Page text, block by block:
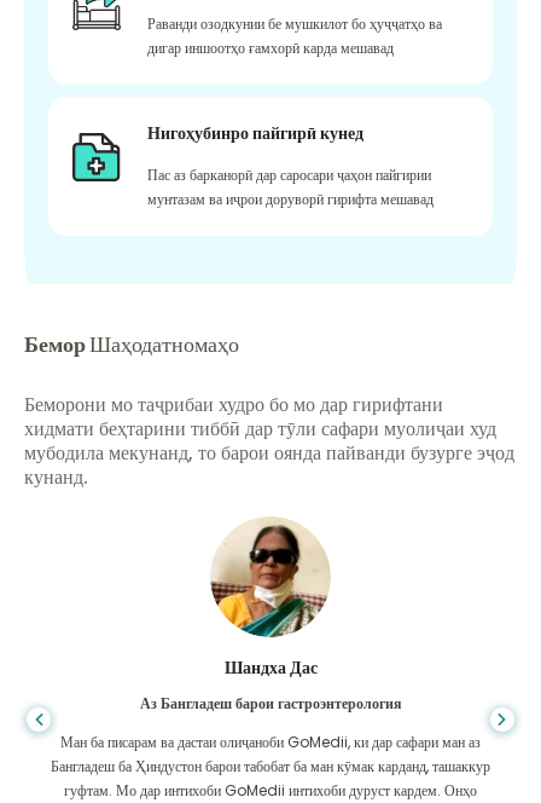
Раванди озодкунии бе мушкилот бо ҳуҷҷатҳо ва
дигар иншоотҳо ғамхорӣ карда мешавад
Нигоҳубинро пайгирӣ кунед
Пас аз барканорӣ дар саросари ҷаҳон пайгирии
мунтазам ва иҷрои доруворӣ гирифта мешавад
БеморШаҳодатномаҳо
Беморони мо таҷрибаи худро бо мо дар гирифтани
хидмати беҳтарини тиббӣ дар тӯли сафари муолиҷаи худ
мубодила мекунанд, то барои оянда пайванди бузурге эҷод
кунанд.
Шандха Дас
Аз Бангладеш барои гастроэнтерология
Ман ба писарам ва дастаи олиҷаноби GoMedii, ки дар сафари ман аз
Бангладеш ба Ҳиндустон барои табобат ба ман кӯмак карданд, ташаккур
гуфтам. Мо дар интихоби GoMedii интихоби дуруст кардем. Онҳо